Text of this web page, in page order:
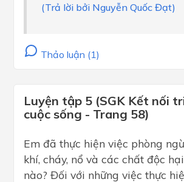
(Trả lời bởi Nguyễn Quốc Đạt)
Thảo luận (1)
Luyện tập 5 (SGK Kết nối
cuộc sống - Trang 58)
Em đã thực hiện việc phòng
khí, cháy, nổ và các chất độc
nào? Đối với những việc thực